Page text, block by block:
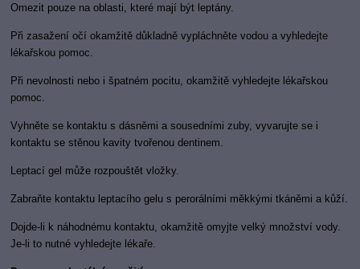
Omezit pouze na oblasti, které mají být leptány.
Při zasažení očí okamžitě důkladně vypláchněte vodou a vyhledejte
lékařskou pomoc.
Při nevolnosti nebo i špatném pocitu, okamžitě vyhledejte lékařskou
pomoc.
Vyhněte se kontaktu s dásněmi a sousedními zuby, vyvarujte se i
kontaktu se stěnou kavity tvořenou dentinem.
Leptací gel může rozpouštět vložky.
Zabraňte kontaktu leptacího gelu s perorálními měkkými tkáněmi a kůží.
Dojde-li k náhodnému kontaktu, okamžitě omyjte velký množství vody.
Je-li to nutné vyhledejte lékaře.